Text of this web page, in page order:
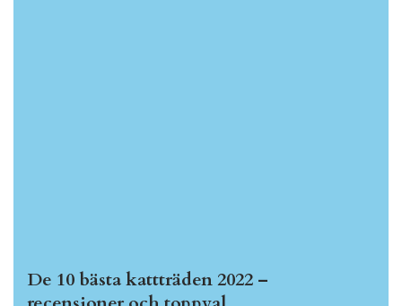
De 10 bästa kattträden 2022 –